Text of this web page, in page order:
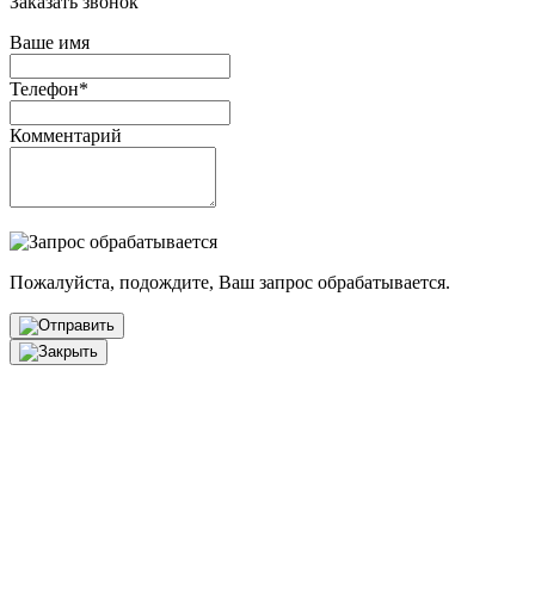
Ваше имя
Телефон*
Комментарий
Пожалуйста, подождите, Ваш запрос обрабатывается.